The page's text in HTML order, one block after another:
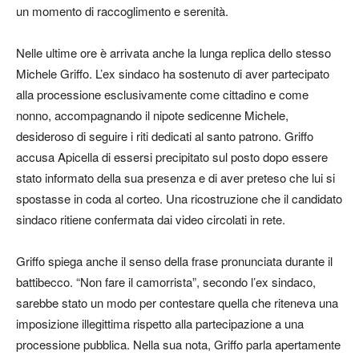
un momento di raccoglimento e serenità.
Nelle ultime ore è arrivata anche la lunga replica dello stesso
Michele Griffo. L’ex sindaco ha sostenuto di aver partecipato
alla processione esclusivamente come cittadino e come
nonno, accompagnando il nipote sedicenne Michele,
desideroso di seguire i riti dedicati al santo patrono. Griffo
accusa Apicella di essersi precipitato sul posto dopo essere
stato informato della sua presenza e di aver preteso che lui si
spostasse in coda al corteo. Una ricostruzione che il candidato
sindaco ritiene confermata dai video circolati in rete.
Griffo spiega anche il senso della frase pronunciata durante il
battibecco. “Non fare il camorrista”, secondo l’ex sindaco,
sarebbe stato un modo per contestare quella che riteneva una
imposizione illegittima rispetto alla partecipazione a una
processione pubblica. Nella sua nota, Griffo parla apertamente